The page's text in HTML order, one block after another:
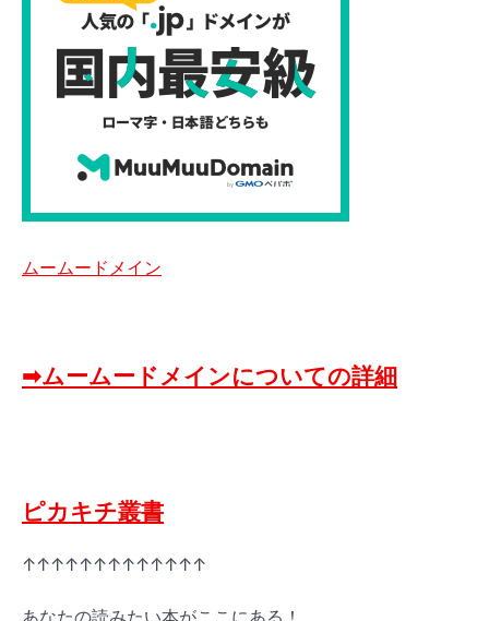
ムームードメイン
➡ムームードメインについての詳細
ピカキチ叢書
↑↑↑↑↑↑↑↑↑↑↑↑↑
あなたの読みたい本がここにある！